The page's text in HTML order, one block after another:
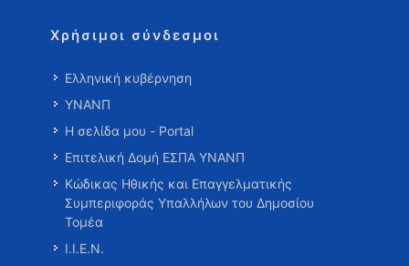
Χρήσιμοι σύνδεσμοι
Ελληνική κυβέρνηση
ΥΝΑΝΠ
Η σελίδα μου - Portal
Επιτελική Δομή ΕΣΠΑ ΥΝΑΝΠ
Κώδικας Ηθικής και Επαγγελματικής
Συμπεριφοράς Υπαλλήλων του Δημοσίου
Τομέα
Ι.Ι.Ε.Ν.